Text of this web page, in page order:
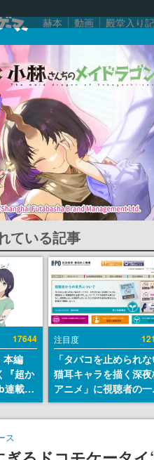
赫本 動画 殿堂入り
ている記事
17644
本編
『超か
連載決
ンガレ
ミッ
載ス
には…
注目度
「タバコを止められ
猫耳キャラを描く深
アニメ」に視聴者の一
から批判意見。違法
の使用と思しき描写
ス